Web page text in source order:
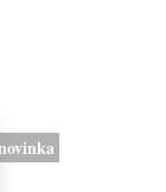
novinka